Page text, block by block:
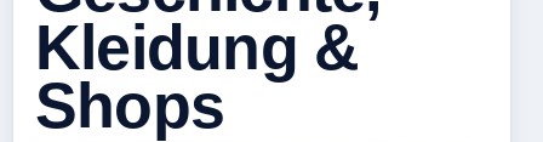
Kleidung &
Shops